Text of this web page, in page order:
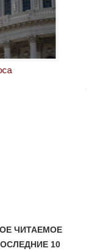
ЧИТАЕМОЕ
10